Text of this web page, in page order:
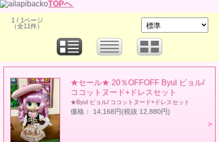
TOPへ
1 / 1ページ
（全11件）
★セール★ 20％OFFOFF Byul ビョル/
ココットヌード+ドレスセット
★Byul ビョル/ ココットヌード+ドレスセット
価格： 14,168円(税抜 12,880円)